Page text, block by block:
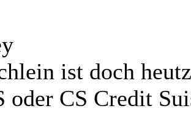
ist doch
oder CS Credit